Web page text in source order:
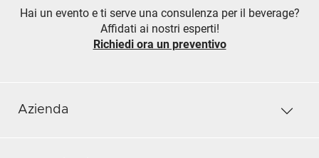
Hai un evento e ti serve una consulenza per il beverage?
Affidati ai nostri esperti!
Richiedi ora un preventivo
Azienda